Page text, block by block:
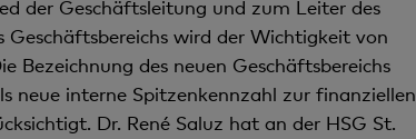
der Geschäftsleitung und zum Leiter des
wird der Wichtigkeit von
des neuen Geschäftsbereichs
neue interne Spitzenkennzahl zur finanziellen
Dr. René Saluz hat an der HSG St.